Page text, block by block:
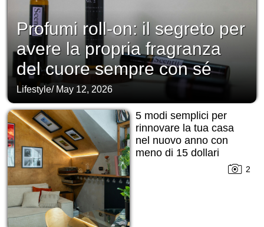
Profumi roll-on: il segreto per
avere la propria fragranza
del cuore sempre con sé
Lifestyle/ May 12, 2026
5 modi semplici per
rinnovare la tua casa
nel nuovo anno con
meno di 15 dollari
2